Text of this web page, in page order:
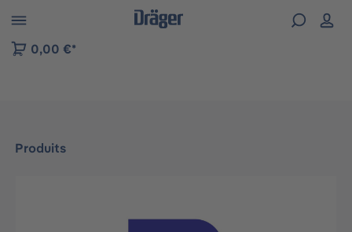
to B2B platform navigation
0,00 €*
Produits
Ignorer la galerie d'images